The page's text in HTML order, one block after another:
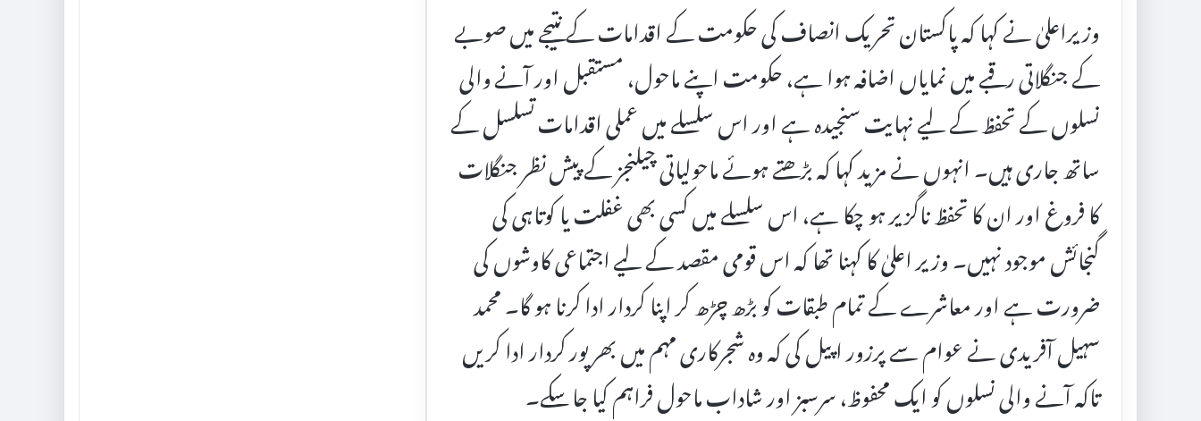
وزیراعلیٰ نے کہا کہ پاکستان تحریک انصاف کی حکومت کے اقدامات کے نتیجے میں صوبے
کے جنگلاتی رقبے میں نمایاں اضافہ ہوا ہے، حکومت اپنے ماحول، مستقبل اور آنے والی
نسلوں کے تحفظ کے لیے نہایت سنجیدہ ہے اور اس سلسلے میں عملی اقدامات تسلسل کے
ساتھ جاری ہیں۔ انہوں نے مزید کہا کہ بڑھتے ہوئے ماحولیاتی چیلنجز کے پیش نظر جنگلات
کا فروغ اور ان کا تحفظ ناگزیر ہو چکا ہے، اس سلسلے میں کسی بھی غفلت یا کوتاہی کی
گنجائش موجود نہیں۔ وزیر اعلیٰ کا کہنا تھا کہ اس قومی مقصد کے لیے اجتماعی کاوشوں کی
ضرورت ہے اور معاشرے کے تمام طبقات کو بڑھ چڑھ کر اپنا کردار ادا کرنا ہو گا۔ محمد
سہیل آفریدی نے عوام سے پرزور اپیل کی کہ وہ شجرکاری مہم میں بھرپور کردار ادا کریں
تاکہ آنے والی نسلوں کو ایک محفوظ، سرسبز اور شاداب ماحول فراہم کیا جا سکے۔